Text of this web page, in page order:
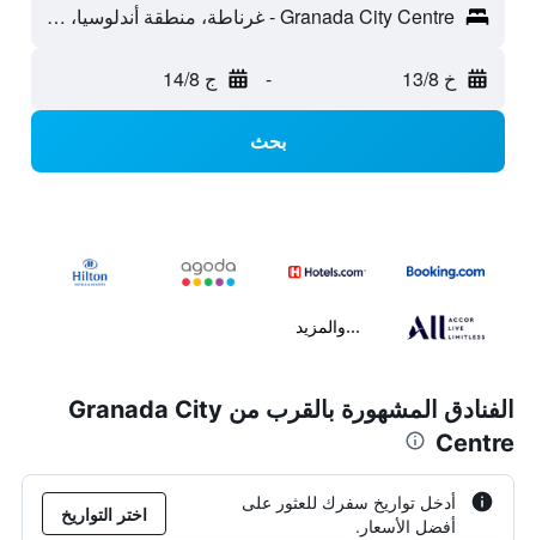
Granada City Centre - غرناطة، منطقة أندلوسيا، أسبانيا
خ 13/8 - ج 14/8
بحث
...والمزيد
الفنادق المشهورة بالقرب من Granada City
Centre
أدخل تواريخ سفرك للعثور على
أفضل الأسعار.
اختر التواريخ